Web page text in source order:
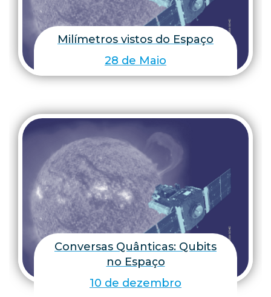
Milímetros vistos do Espaço
28 de Maio
Conversas Quânticas: Qubits
no Espaço
10 de dezembro